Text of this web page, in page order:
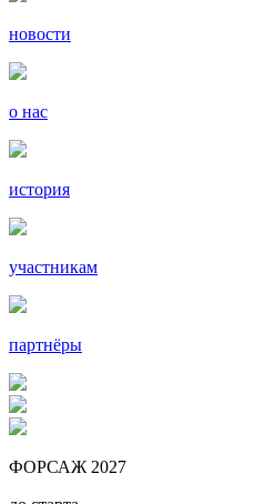
новости
о нас
история
участникам
партнёры
ФОРСАЖ 2027